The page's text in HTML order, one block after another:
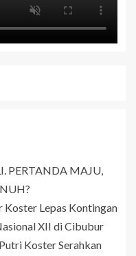
PERTANDA MAJU,
Koster Lepas Kontingan
XII di Cibubur
Koster Serahkan